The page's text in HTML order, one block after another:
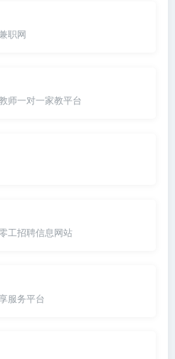
职网
师一对一家教平台
工招聘信息网站
服务平台